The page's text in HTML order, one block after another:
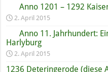
Anno 1201 – 1292
2. April 2015
Anno 11. Jahrhundert:
Harlyburg
2. April 2015
1236 Deteringerode (diese